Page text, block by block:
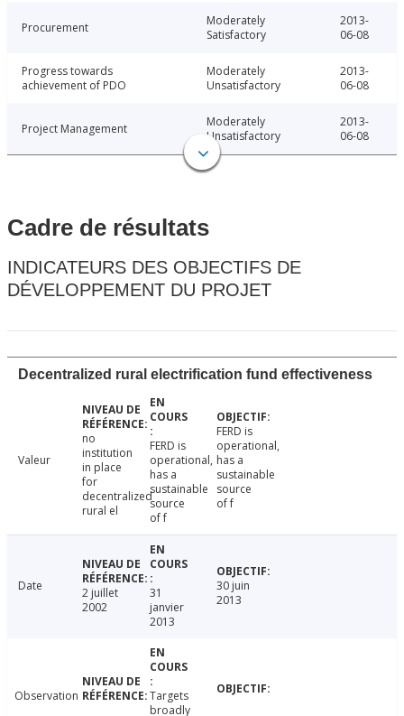
Procurement
Moderately
Satisfactory
2013-
06-08
Progress towards
achievement of PDO
Moderately
Unsatisfactory
2013-
06-08
Project Management
Moderately
Unsatisfactory
2013-
06-08
Cadre de résultats
INDICATEURS DES OBJECTIFS DE
DÉVELOPPEMENT DU PROJET
Decentralized rural electrification fund effectiveness
Valeur
no
institution
in place
for
decentralized
rural el
FERD is
operational,
has a
sustainable
source
of f
FERD is
operational,
has a
sustainable
source
of f
Date
2 juillet
2002
31
janvier
2013
30 juin
2013
Observation
Targets
broadly